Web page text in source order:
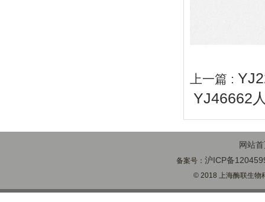
上一篇 :
YJ46662
网站
备案号：沪ICP备
© 2018 上海酶联生物